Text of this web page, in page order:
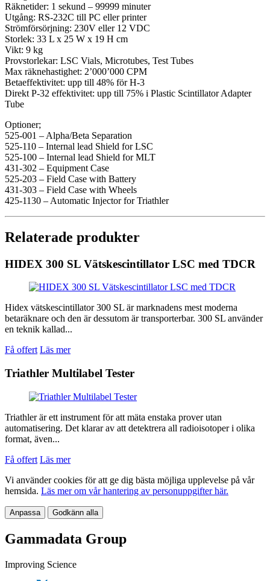
Räknetider: 1 sekund – 99999 minuter
Utgång: RS-232C till PC eller printer
Strömförsörjning: 230V eller 12 VDC
Storlek: 33 L x 25 W x 19 H cm
Vikt: 9 kg
Provstorlekar: LSC Vials, Microtubes, Test Tubes
Max räknehastighet: 2’000’000 CPM
Betaeffektivitet: upp till 48% för H-3
Direkt P-32 effektivitet: upp till 75% i Plastic Scintillator Adapter
Tube
Optioner;
525-001 – Alpha/Beta Separation
525-110 – Internal lead Shield for LSC
525-100 – Internal lead Shield for MLT
431-302 – Equipment Case
525-203 – Field Case with Battery
431-303 – Field Case with Wheels
425-1130 – Automatic Injector for Triathler
Relaterade produkter
HIDEX 300 SL Vätskescintillator LSC med TDCR
Hidex vätskescintillator 300 SL är marknadens mest moderna
betaräknare och den är dessutom är transporterbar. 300 SL använder
en teknik kallad...
Få offert Läs mer
Triathler Multilabel Tester
Triathler är ett instrument för att mäta enstaka prover utan
automatisering. Det klarar av att detektrera all radioisotoper i olika
format, även...
Få offert Läs mer
Vi använder cookies för att ge dig bästa möjliga upplevelse på vår
hemsida. Läs mer om vår hantering av personuppgifter här.
Anpassa Godkänn alla
Gammadata Group
Improving Science